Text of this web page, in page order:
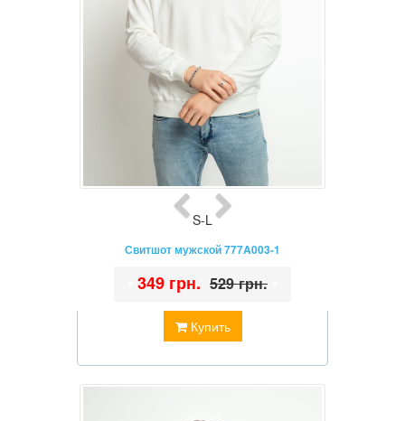
S-L
Свитшот мужской 777A003-1
Купить
349 грн. 529 грн.